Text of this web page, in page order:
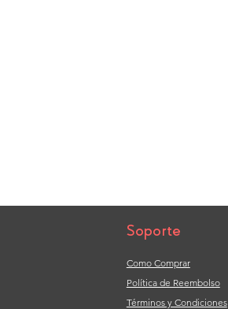
Soporte
Como Comprar
Política de Reembolso
Términos y Condiciones